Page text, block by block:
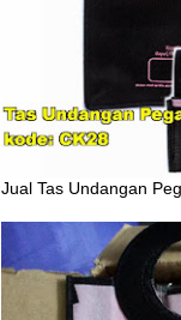
Jual Tas Undangan